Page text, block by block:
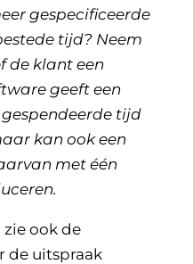
gespecificeerde
tijd? Neem
de klant een
geeft een
tijd
kan ook een
met één
ook de
de uitspraak